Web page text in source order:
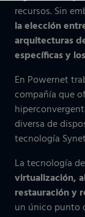
recursos. Sin
la elección
arquitecturas
específicas y
En Powernet
compañía que
diversa de
tecnología
La tecnología
virtualización,
restauración y
un único punto